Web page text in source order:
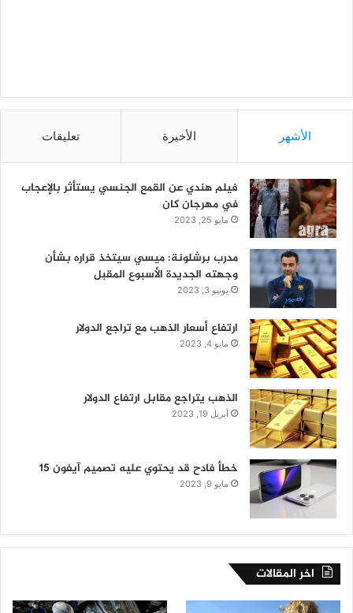
الأشهر الأخيرة تعليقات
فيلم هندي عن القمع الجنسي يستأثر بالإعجاب
في مهرجان كان
مايو 25, 2023
مدرب برشلونة: ميسي سيتخذ قراره بشأن
وجهته الجديدة الأسبوع المقبل
يونيو 3, 2023
ارتفاع أسعار الذهب مع تراجع الدولار
مايو 4, 2023
الذهب يتراجع مقابل ارتفاع الدولار
أبريل 19, 2023
خطأ فادح قد يحتوي عليه تصميم آيفون 15
مايو 9, 2023
اخر المقالات